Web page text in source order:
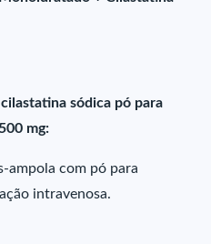
sódica pó para
mg:
ampola com pó para
intravenosa.